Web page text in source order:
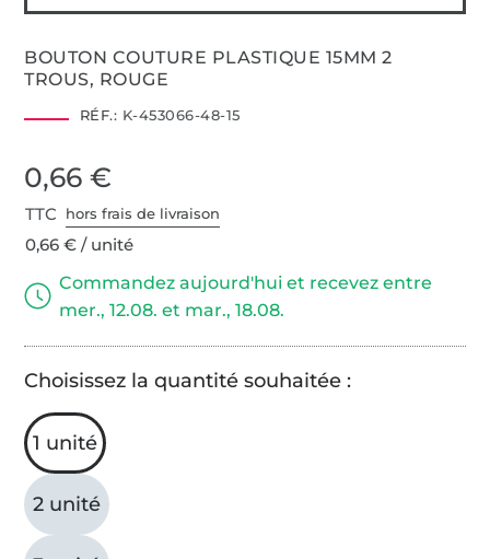
BOUTON COUTURE PLASTIQUE 15MM 2
TROUS, ROUGE
RÉF.: K-453066-48-15
0,66 €
TTC hors frais de livraison
0,66 € / unité
Commandez aujourd'hui et recevez entre
mer., 12.08. et mar., 18.08.
Choisissez la quantité souhaitée :
1 unité
2 unité